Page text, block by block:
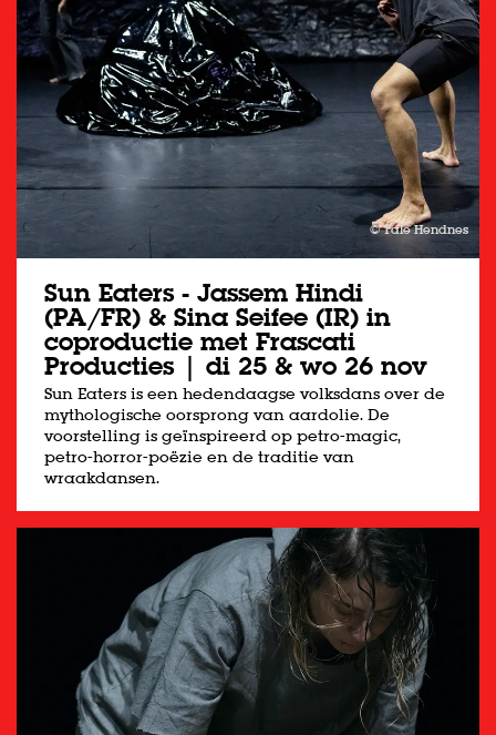
© Tale Hendnes
Sun Eaters - Jassem Hindi
(PA/FR) & Sina Seifee (IR) in
coproductie met Frascati
Producties | di 25 & wo 26 nov
Sun Eaters is een hedendaagse volksdans over de
mythologische oorsprong van aardolie. De
voorstelling is geïnspireerd op petro-magic,
petro-horror-poëzie en de traditie van
wraakdansen.